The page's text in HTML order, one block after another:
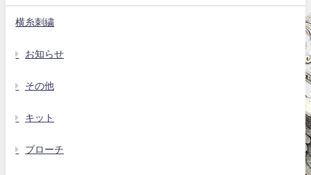
横糸刺繍
お知らせ
その他
キット
ブローチ